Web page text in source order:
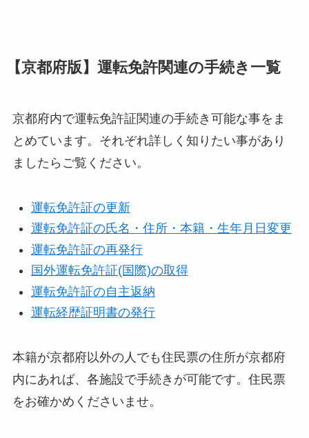
【京都府版】運転免許関連の手続き一覧
京都府内で運転免許証関連の手続き可能な事をま
とめています。それぞれ詳しく知りたい事があり
ましたらご覧ください。
運転免許証の更新
運転免許証の氏名・住所・本籍・生年月日変更
運転免許証の再発行
国外運転免許証(国際)の取得
運転免許証の自主返納
運転経歴証明書の発行
本籍が京都府以外の人でも住民票の住所が京都府
内にあれば、各施設で手続きが可能です。住民票
をお確かめくださいませ。